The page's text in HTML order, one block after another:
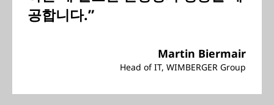
공합니다.”
Martin Biermair
Head of IT, WIMBERGER Group